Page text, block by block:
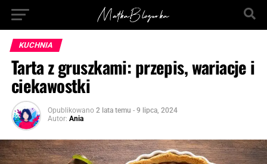
KUCHNIA
Tarta z gruszkami: przepis, wariacje i
ciekawostki
Opublikowano 2 lata temu - 9 lipca, 2024
Autor: Ania